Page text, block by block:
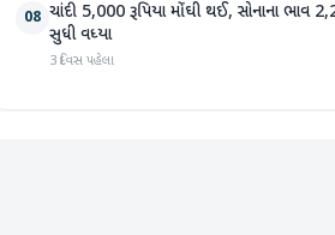
08 ચાંદી 5,000 રૂપિયા મોંઘી થઈ, સોનાના ભાવ
સુધી વધ્યા
3 દિવસ પહેલા